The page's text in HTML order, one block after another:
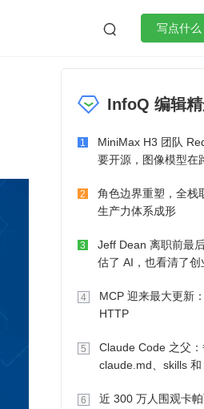
 写点什么
微服务架构 flutter
InfoQ 编辑
1
MiniMax H3 团队
要开源，图像模型在
2
角色边界重塑，全栈
生产力体系成形
3
Jeff Dean 离职前最
估了 AI，也看清了
4
MCP 迎来最大更新
HTTP
5
Claude Code 之父
claude.md、skills 和
6
近 300 万人围观卡